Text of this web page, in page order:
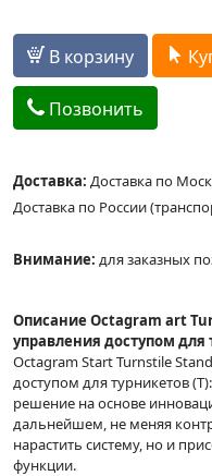
В корзину
Позвонить
Доставка: Доставка по
Доставка по России
Внимание: для заказных
Описание Octagram art
управления доступом для
Octagram Start Turnstile
доступом для турникетов
решение на основе
дальнейшем, не меняя
нарастить систему, но и
функции.